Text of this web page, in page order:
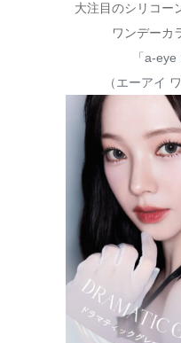
大注目のシリコー
ワンデーカ
「a-
（エーアイ